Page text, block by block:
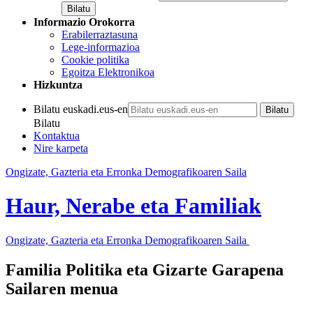
Informazio Orokorra
Erabilerraztasuna
Lege-informazioa
Cookie politika
Egoitza Elektronikoa
Hizkuntza
Bilatu euskadi.eus-en
Bilatu
Kontaktua
Nire karpeta
Ongizate, Gazteria eta Erronka Demografikoaren Saila
Haur, Nerabe eta Familiak
Ongizate, Gazteria eta Erronka Demografikoaren Saila
Familia Politika eta Gizarte Garapena
Sailaren menua